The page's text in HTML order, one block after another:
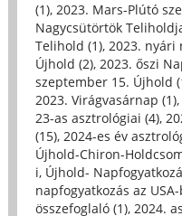
(1), 2023. Mars-Plútó
Nagycsütörtök
Telihold (1), 2023. nyári
Újhold (2), 2023. őszi
szeptember 15. Újhold
2023. Virágvasárnap (1),
23-as asztrológiai (4),
(15), 2024-es év
Újhold-Chiron-
i, Újhold-
napfogyatkozás az
összefoglaló (1), 2024.